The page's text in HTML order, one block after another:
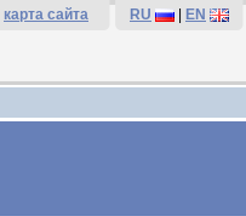
карта сайта RU EN